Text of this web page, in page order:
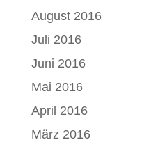
August 2016
Juli 2016
Juni 2016
Mai 2016
April 2016
März 2016